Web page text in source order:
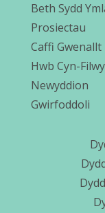
Beth Sydd
Prosiectau
Caffi Gwenallt
Hwb Cyn-
Newyddion
Gwirfoddoli